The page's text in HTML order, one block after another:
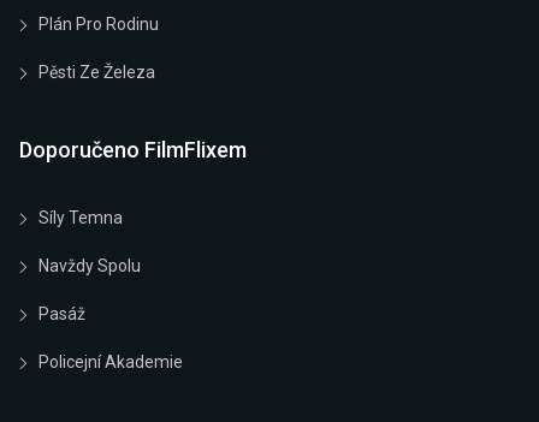
Plán Pro Rodinu
Pěsti Ze Železa
Doporučeno FilmFlixem
Síly Temna
Navždy Spolu
Pasáž
Policejní Akademie